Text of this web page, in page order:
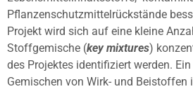
Pflanzenschutzmittelrückstände
Projekt wird sich auf eine kleine
Stoffgemische (key mixtures)
des Projektes identifiziert werden.
Gemischen von Wirk- und Beistoffen